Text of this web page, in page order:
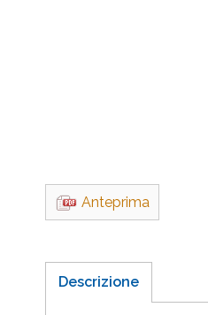
Anteprima
Descrizione